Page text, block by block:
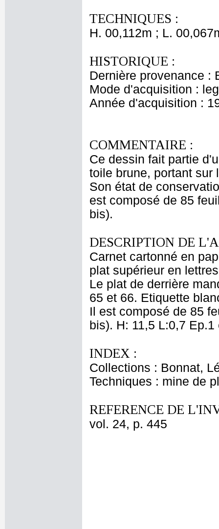
TECHNIQUES :
H. 00,112m ; L.
HISTORIQUE :
Dernière provenance :
Mode d'acquisition :
Année d'acquisition :
COMMENTAIRE :
Ce dessin fait partie
toile brune, portant sur
Son état de
est composé de 85
bis).
DESCRIPTION DE
Carnet cartonné en
plat supérieur en
Le plat de derrière
65 et 66. Etiquette
Il est composé de 85
bis). H: 11,5 L:0,7 Ep.1
INDEX :
Collections : Bonnat,
Techniques : mine de
REFERENCE DE
vol. 24, p. 445